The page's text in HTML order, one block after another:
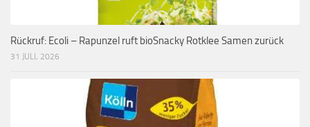
Rückruf: Ecoli – Rapunzel ruft bioSnacky Rotklee Samen zurück
31 JULI, 2026